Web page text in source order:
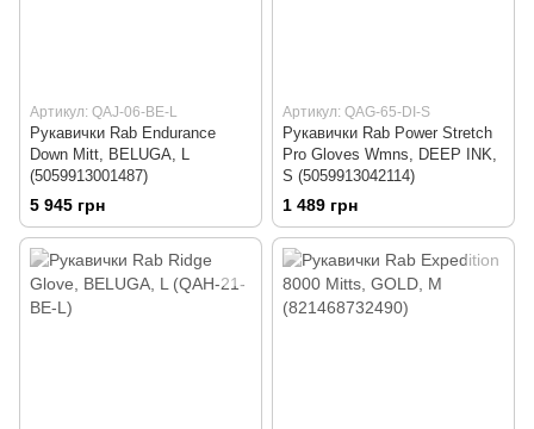
Артикул: QAJ-06-BE-L
Рукавички Rab Endurance
Down Mitt, BELUGA, L
(5059913001487)
5 945 грн
Артикул: QAG-65-DI-S
Рукавички Rab Power Stretch
Pro Gloves Wmns, DEEP INK,
S (5059913042114)
1 489 грн